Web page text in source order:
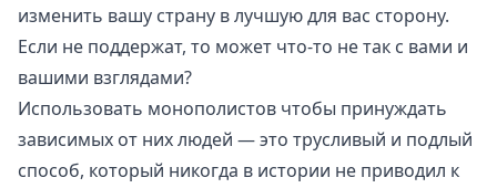
изменить вашу страну в лучшую для вас сторону.
Если не поддержат, то может что-то не так с вами и
вашими взглядами?
Использовать монополистов чтобы принуждать
зависимых от них людей — это трусливый и подлый
способ, который никогда в истории не приводил к